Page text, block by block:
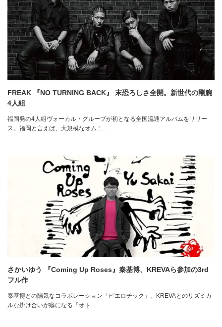
FREAK 『NO TURNING BACK』 末恐ろしさ全開。新世代の剛腕
4人組
福岡発の4人組ヴォーカル・グループが初となる全国流通アルバムをリリー
ス。福岡と言えば、大規模なオムニ…
さかいゆう 『Coming Up Roses』秦基博、KREVAら参加の3rd
フル作
秦基博との陽気なコラボレーション「ピエロチック」、KREVAとのリズミカ
ルな掛け合いが癖になる「オト…